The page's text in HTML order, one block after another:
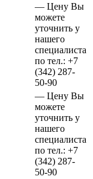
— Цену Вы
можете
уточнить у
нашего
специалиста
по тел.: +7
(342) 287-
50-90
— Цену Вы
можете
уточнить у
нашего
специалиста
по тел.: +7
(342) 287-
50-90